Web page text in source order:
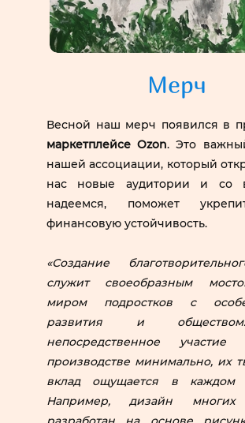
Мерч
Весной наш мерч появился в
маркетплейсе Ozon. Это
нашей ассоциации, который
нас новые аудитории и со
надеемся, поможет
финансовую устойчивость.
«Создание
служит своеобразным
миром подростков с
развития и
непосредственное
производстве минимально, их
вклад ощущается в каждом
Например, дизайн многих